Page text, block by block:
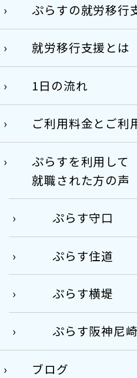
ぷらすの就労移行
就労移行支援とは
1日の流れ
ご利用料金とご利
ぷらすを利用して
就職された方の声
ぷらす守口
ぷらす住道
ぷらす横堤
ぷらす阪神尼崎
ブログ